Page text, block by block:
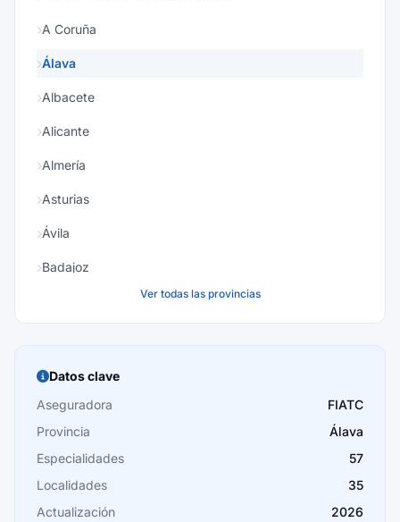
A Coruña
Álava
Albacete
Alicante
Almería
Asturias
Ávila
Badajoz
Burgos
Cáceres
Cádiz
Cantabria
Castellón
Ver todas las provincias
Datos clave
Aseguradora
FIATC
Provincia
Álava
Especialidades
57
Localidades
35
Actualización
2026